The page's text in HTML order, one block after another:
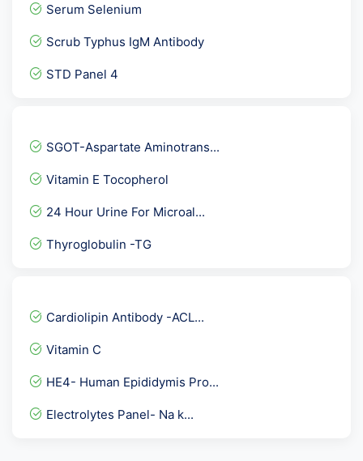
Serum Selenium
Scrub Typhus IgM Antibody
STD Panel 4
Anti Centromere antibody
ACE- Angiotensin Converti...
Sputum Fungal
SGOT-Aspartate Aminotrans...
Vitamin E Tocopherol
24 Hour Urine For Microal...
Thyroglobulin -TG
Toxoplasma Gondii IgG & I...
HLA-B27 By PCR
CA 72.4 Gastric Cancer Ma...
Cardiolipin Antibody -ACL...
Vitamin C
HE4- Human Epididymis Pro...
Electrolytes Panel- Na k...